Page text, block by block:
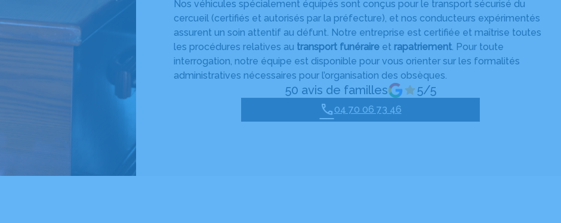
Nos véhicules spécialement équipés sont conçus pour le transport sécurisé du
cercueil (certifiés et autorisés par la préfecture), et nos conducteurs expérimentés
assurent un soin attentif au défunt. Notre entreprise est certifiée et maîtrise toutes
les procédures relatives au transport funéraire et rapatriement . Pour toute
interrogation, notre équipe est disponible pour vous orienter sur les formalités
administratives nécessaires pour l’organisation des obsèques.
50 avis de familles 5/5
04 70 06 73 46